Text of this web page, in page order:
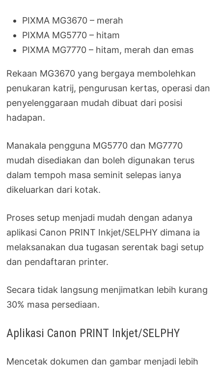
PIXMA MG3670 – merah
PIXMA MG5770 – hitam
PIXMA MG7770 – hitam, merah dan emas
Rekaan MG3670 yang bergaya membolehkan
penukaran katrij, pengurusan kertas, operasi dan
penyelenggaraan mudah dibuat dari posisi
hadapan.
Manakala pengguna MG5770 dan MG7770
mudah disediakan dan boleh digunakan terus
dalam tempoh masa seminit selepas ianya
dikeluarkan dari kotak.
Proses setup menjadi mudah dengan adanya
aplikasi Canon PRINT Inkjet/SELPHY dimana ia
melaksanakan dua tugasan serentak bagi setup
dan pendaftaran printer.
Secara tidak langsung menjimatkan lebih kurang
30% masa persediaan.
Aplikasi Canon PRINT Inkjet/SELPHY
Mencetak dokumen dan gambar menjadi lebih